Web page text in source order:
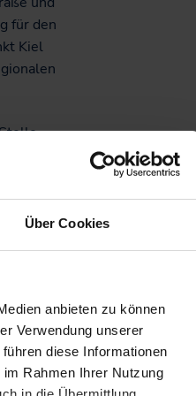
Über Cookies
anbieten zu können
Verwendung unserer
diese Informationen
Rahmen Ihrer Nutzung
für den
Kiel
34